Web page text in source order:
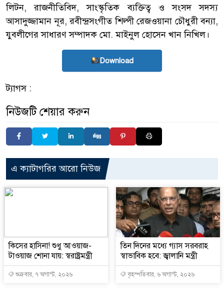
লিটন, রাজনীতিবিদ, সাংস্কৃতিক ব্যক্তিত্ব ও সংসদ সদস্য
আসাদুজ্জামান নূর, রবীন্দ্রসংগীত শিল্পী রেজওয়ানা চৌধুরী বন্যা,
যুবলীগের সাধারণ সম্পাদক মো. মাইনুল হোসেন খান নিখিল।
Download
ট্যাগস :
নিউজটি শেয়ার করুন
এ ক্যাটাগরির আরো নিউজ
কিসের হাসিনা! শুধু আওয়াজ-
টাওয়াজ শোনা যায়: স্বরাষ্ট্রমন্ত্রী
শুক্রবার, ৭ অগাস্ট, ২০২৬
তিন দিনের মধ্যে গ্যাস সরবরাহ
স্বাভাবিক হবে: জ্বালানি মন্ত্রী
বৃহস্পতিবার, ৬ অগাস্ট, ২০২৬